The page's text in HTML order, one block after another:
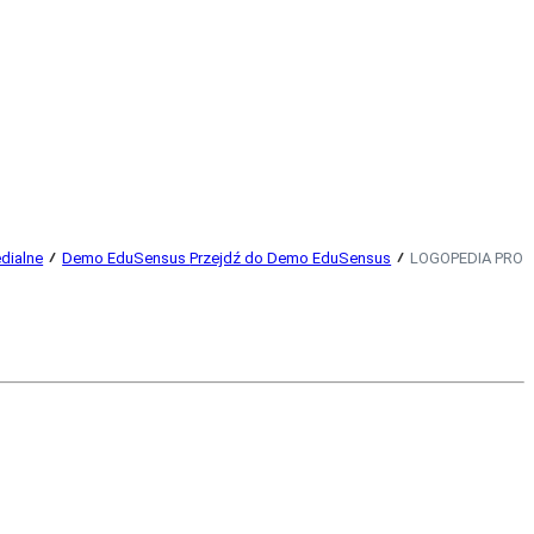
Demo EduSensusPrzejdź do Demo EduSensus LOGOPEDIA PRO